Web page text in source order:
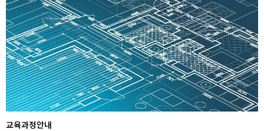
취업지원센터
고객상담센터
아카데미소개
교육과정안내